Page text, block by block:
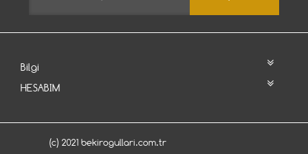
Bilgi
HESABIM
(c) 2021 bekirogullari.com.tr